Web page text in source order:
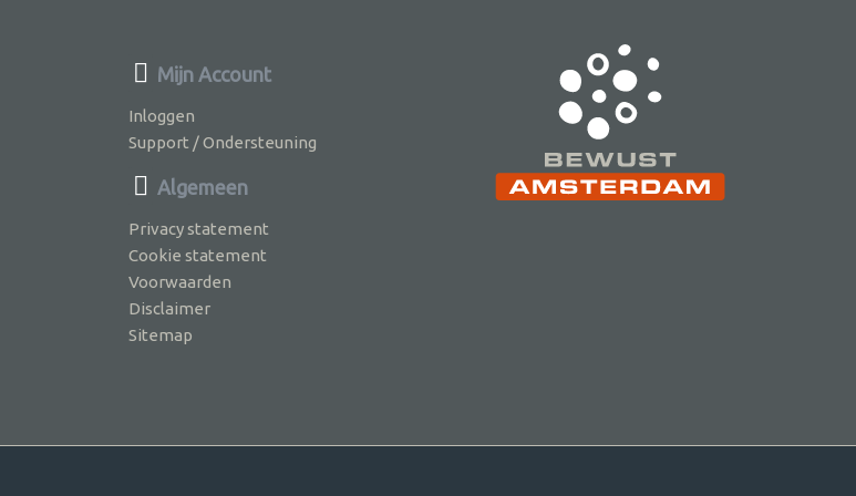
Mijn Account
Inloggen
Support / Ondersteuning
Algemeen
Privacy statement
Cookie statement
Voorwaarden
Disclaimer
Sitemap